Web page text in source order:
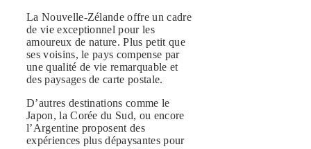
La Nouvelle-Zélande offre un cadre
de vie exceptionnel pour les
amoureux de nature. Plus petit que
ses voisins, le pays compense par
une qualité de vie remarquable et
des paysages de carte postale.
D’autres destinations comme le
Japon, la Corée du Sud, ou encore
l’Argentine proposent des
expériences plus dépaysantes pour